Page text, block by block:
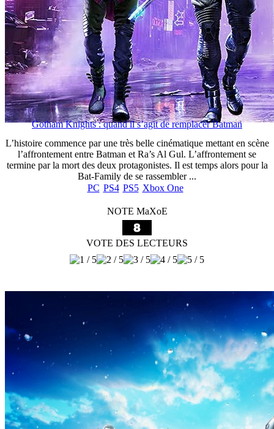
Gotham Knights : quand il s’agit de remplacer Batman
L’histoire commence par une très belle cinématique mettant en scène
l’affrontement entre Batman et Ra’s Al Gul. L’affrontement se
termine par la mort des deux protagonistes. Il est temps alors pour la
Bat-Family de se rassembler ...
PC PS4 PS5 Xbox One
NOTE MaXoE
VOTE DES LECTEURS